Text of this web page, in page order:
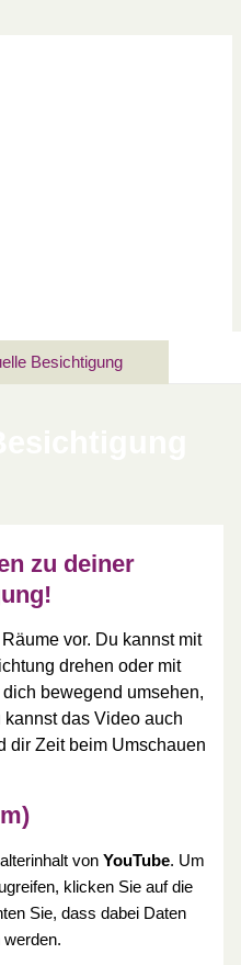
Besichtigung
zu deiner
vor. Du kannst mit
drehen oder mit
bewegend umsehen,
das Video auch
dir Zeit beim Umschauen
vonYouTube. Um
klicken Sie auf die
Sie, dass dabei Daten
werden.